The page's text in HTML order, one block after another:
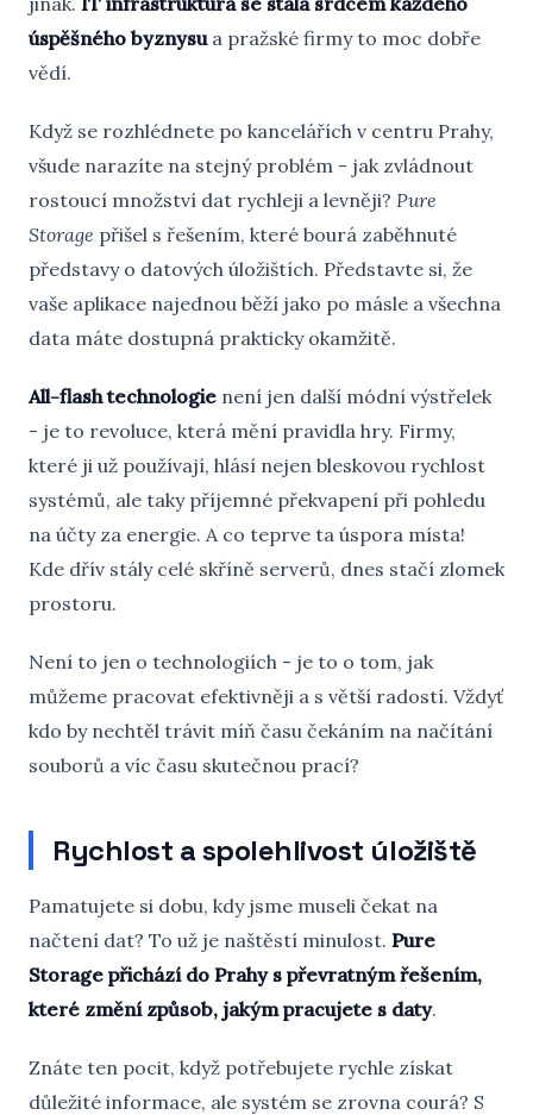
úspěšného byznysua pražské firmy to moc dobře
vědí.
Když se rozhlédnete po kancelářích v centru Prahy,
všude narazíte na stejný problém - jak zvládnout
rostoucí množství dat rychleji a levněji? Pure
Storage přišel s řešením, které bourá zaběhnuté
představy o datových úložištích. Představte si, že
vaše aplikace najednou běží jako po másle a všechna
data máte dostupná prakticky okamžitě.
All-flash technologie není jen další módní výstřelek
- je to revoluce, která mění pravidla hry. Firmy,
které ji už používají, hlásí nejen bleskovou rychlost
systémů, ale taky příjemné překvapení při pohledu
na účty za energie. A co teprve ta úspora místa!
Kde dřív stály celé skříně serverů, dnes stačí zlomek
prostoru.
Není to jen o technologiích - je to o tom, jak
můžeme pracovat efektivněji a s větší radostí. Vždyť
kdo by nechtěl trávit míň času čekáním na načítání
souborů a víc času skutečnou prací?
Rychlost a spolehlivost úložiště
Pamatujete si dobu, kdy jsme museli čekat na
načtení dat? To už je naštěstí minulost. Pure
Storage přichází do Prahy s převratným řešením,
které změní způsob, jakým pracujete s daty.
Znáte ten pocit, když potřebujete rychle získat
důležité informace, ale systém se zrovna courá? S